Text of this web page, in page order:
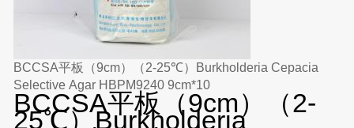
BCCSA平板（9cm）（2-25℃）Burkholderia Cepacia
Selective Agar HBPM9240 9cm*10
BCCSA平板（9cm）（2-
25℃）Burkholderia